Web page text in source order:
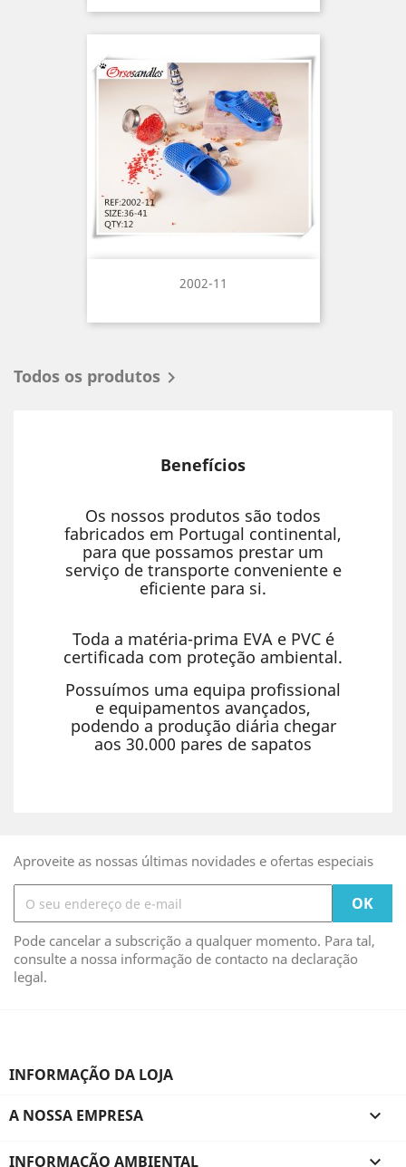
2002-11
Todos os produtos 
Benefícios
Os nossos produtos são todos
fabricados em Portugal continental,
para que possamos prestar um
serviço de transporte conveniente e
eficiente para si.
Toda a matéria-prima EVA e PVC é
certificada com proteção ambiental.
Possuímos uma equipa profissional
e equipamentos avançados,
podendo a produção diária chegar
aos 30.000 pares de sapatos
Aproveite as nossas últimas novidades e ofertas especiais
Pode cancelar a subscrição a qualquer momento. Para tal,
consulte a nossa informação de contacto na declaração
legal.
INFORMAÇÃO DA LOJA
A NOSSA EMPRESA 
INFORMAÇÃO AMBIENTAL 